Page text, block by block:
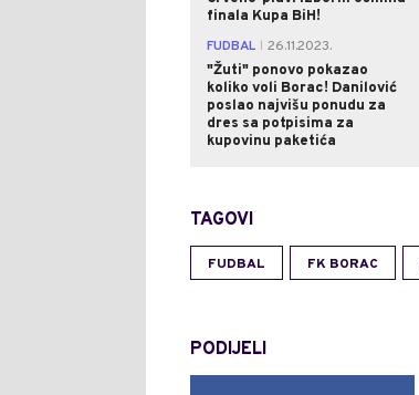
finala Kupa BiH!
FUDBAL
26.11.2023.
"Žuti" ponovo pokazao
koliko voli Borac! Danilović
poslao najvišu ponudu za
dres sa potpisima za
kupovinu paketića
TAGOVI
FUDBAL FK BORAC
PODIJELI